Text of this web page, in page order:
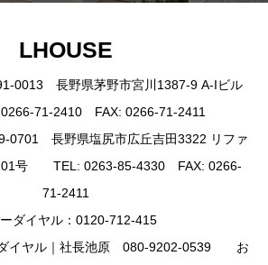
LHOUSE
0013 長野県茅野市宮川1387-9 A-Iビル
71-2410 FAX: 0266-71-2411
0701 長野県塩尻市広丘吉田3322 リファ
号 TEL: 0263-85-4330 FAX: 0266-
71-2411
ダイヤル：0120-712-415
ダイヤル｜社長池原 080-9202-0539 お